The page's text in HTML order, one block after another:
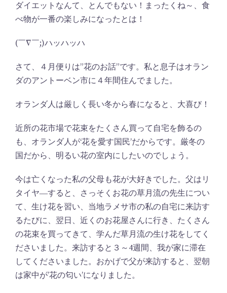
ダイエットなんて、とんでもない！まったくね～、食
べ物が一番の楽しみになったとは！
(￣∇￣;)ハッハッハ
さて、４月便りは”花のお話”です。私と息子はオラン
ダのアントーベン市に４年間住んでました。
オランダ人は厳しく長い冬から春になると、大喜び！
近所の花市場で花束をたくさん買って自宅を飾るの
も、オランダ人が‘花を愛す国民’だからです。厳冬の
国だから、明るい花の室内にしたいのでしょう。
今は亡くなった私の父母も花が大好きでした。父はリ
タイヤ―すると、さっそくお花の草月流の先生につい
て、生け花を習い、当地ラメサ市の私の自宅に来訪す
るたびに、翌日、近くのお花屋さんに行き、たくさん
の花束を買ってきて、学んだ草月流の生け花をしてく
ださいました。来訪すると３～4週間、我が家に滞在
してくださいました。おかげで父が来訪すると、翌朝
は家中が’花の匂い’になりました。